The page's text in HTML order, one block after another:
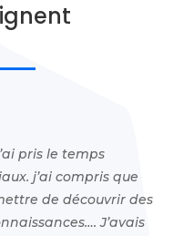
pris le temps
j’ai compris que
de découvrir des
J’avais